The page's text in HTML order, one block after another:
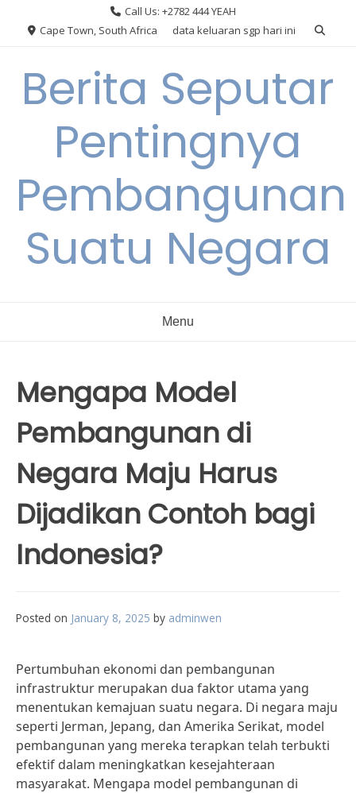
Call Us: +2782 444 YEAH
Cape Town, South Africa
data keluaran sgp hari ini
Berita Seputar
Pentingnya
Pembangunan
Suatu Negara
Menu
Mengapa Model
Pembangunan di
Negara Maju Harus
Dijadikan Contoh bagi
Indonesia?
Posted on January 8, 2025 by adminwen
Pertumbuhan ekonomi dan pembangunan
infrastruktur merupakan dua faktor utama yang
menentukan kemajuan suatu negara. Di negara maju
seperti Jerman, Jepang, dan Amerika Serikat, model
pembangunan yang mereka terapkan telah terbukti
efektif dalam meningkatkan kesejahteraan
masyarakat. Mengapa model pembangunan di